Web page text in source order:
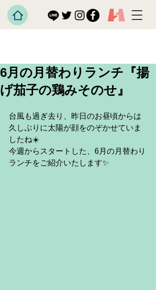
6月の月替わりランチ『揚
げ茄子の鶏みそのせ』
台風も過ぎ去り、昨日のお昼頃からは
久しぶりに太陽が顔をのぞかせていま
したね☀️
今週からスタートした、6月の月替わり
ランチをご紹介いたします✨